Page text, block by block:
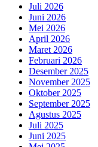
Juli 2026
Juni 2026
Mei 2026
April 2026
Maret 2026
Februari 2026
Desember 2025
November 2025
Oktober 2025
September 2025
Agustus 2025
Juli 2025
Juni 2025